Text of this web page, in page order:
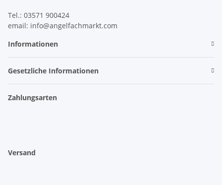
Tel.: 03571 900424
email: info@angelfachmarkt.com
Informationen
Gesetzliche Informationen
Zahlungsarten
Versand